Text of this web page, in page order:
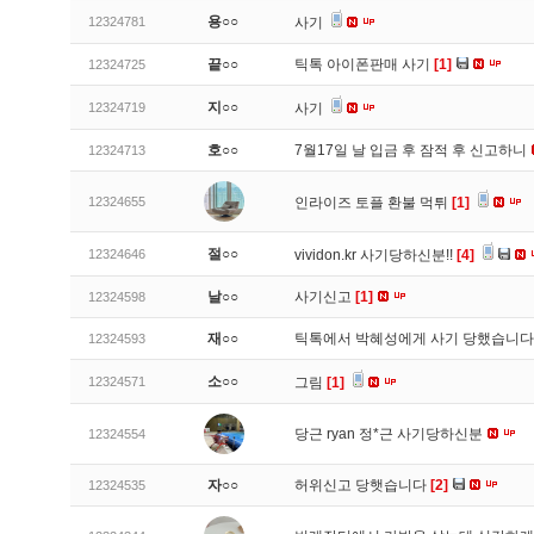
12324781 용○○ 사기
12324725 끝○○ 틱톡 아이폰판매 사기 [1]
12324719 지○○ 사기
12324713 호○○ 7월17일 날 입금 후 잠적 후 신고하니
12324655 인라이즈 토플 환불 먹튀 [1]
12324646 절○○ vividon.kr 사기당하신분!! [4]
12324598 날○○ 사기신고 [1]
12324593 재○○ 틱톡에서 박혜성에게 사기 당했습니다
12324571 소○○ 그림 [1]
12324554 당근 ryan 정*근 사기당하신분
12324535 자○○ 허위신고 당햇습니다 [2]